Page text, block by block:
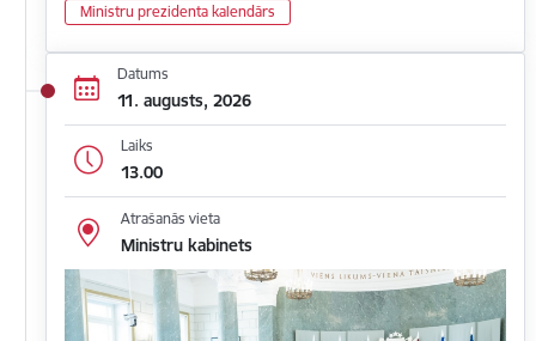
Ministru prezidenta kalendārs
Datums
11. augusts, 2026
Laiks
13.00
Atrašanās vieta
Ministru kabinets